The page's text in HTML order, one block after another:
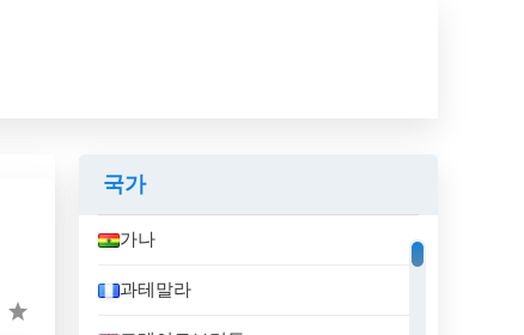
국가
가나
과테말라